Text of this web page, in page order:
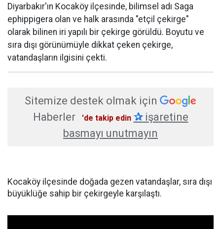
Diyarbakır'ın Kocaköy ilçesinde, bilimsel adı Saga
ephippigera olan ve halk arasında "etçil çekirge"
olarak bilinen iri yapılı bir çekirge görüldü. Boyutu ve
sıra dışı görünümüyle dikkat çeken çekirge,
vatandaşların ilgisini çekti.
Sitemize destek olmak için
Haberler
'de takip edin ✰işaretine
basmayı unutmayın
Kocaköy ilçesinde doğada gezen vatandaşlar, sıra dışı
büyüklüğe sahip bir çekirgeyle karşılaştı.